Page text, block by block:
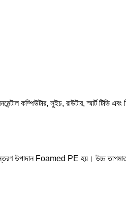
সুইচ, রাউটার, স্মার্ট টিভি এবং
উপাদান Foamed PE হয়। উচ্চ